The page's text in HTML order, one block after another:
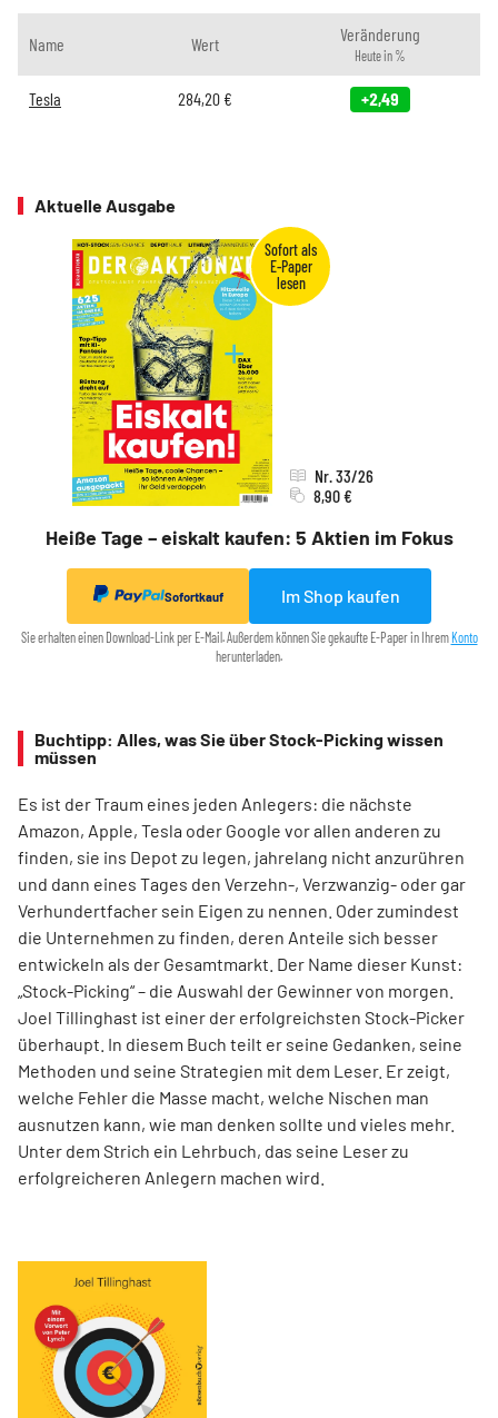
Name Wert Veränderung
Heute in %
Tesla 284,20 € +2,49
Aktuelle Ausgabe
Heiße Tage – eiskalt kaufen: 5 Aktien im Fokus
Nr. 33/26
8,90 €
Sofortkauf Im Shop kaufen
Sie erhalten einen Download-Link per E-Mail. Außerdem können Sie gekaufte E-Paper in Ihrem Konto
herunterladen.
Buchtipp: Alles, was Sie über Stock-Picking wissen
müssen
Es ist der Traum eines jeden Anlegers: die nächste
Amazon, Apple, Tesla oder Google vor allen anderen zu
finden, sie ins Depot zu legen, jahrelang nicht anzurühren
und dann eines Tages den Verzehn-, Verzwanzig- oder gar
Verhundertfacher sein Eigen zu nennen. Oder zumindest
die Unternehmen zu finden, deren Anteile sich besser
entwickeln als der Gesamtmarkt. Der Name dieser Kunst:
„Stock-Picking“ – die Auswahl der Gewinner von morgen.
Joel Tillinghast ist einer der erfolgreichsten Stock-Picker
überhaupt. In diesem Buch teilt er seine Gedanken, seine
Methoden und seine Strategien mit dem Leser. Er zeigt,
welche Fehler die Masse macht, welche Nischen man
ausnutzen kann, wie man denken sollte und vieles mehr.
Unter dem Strich ein Lehrbuch, das seine Leser zu
erfolgreicheren Anlegern machen wird.